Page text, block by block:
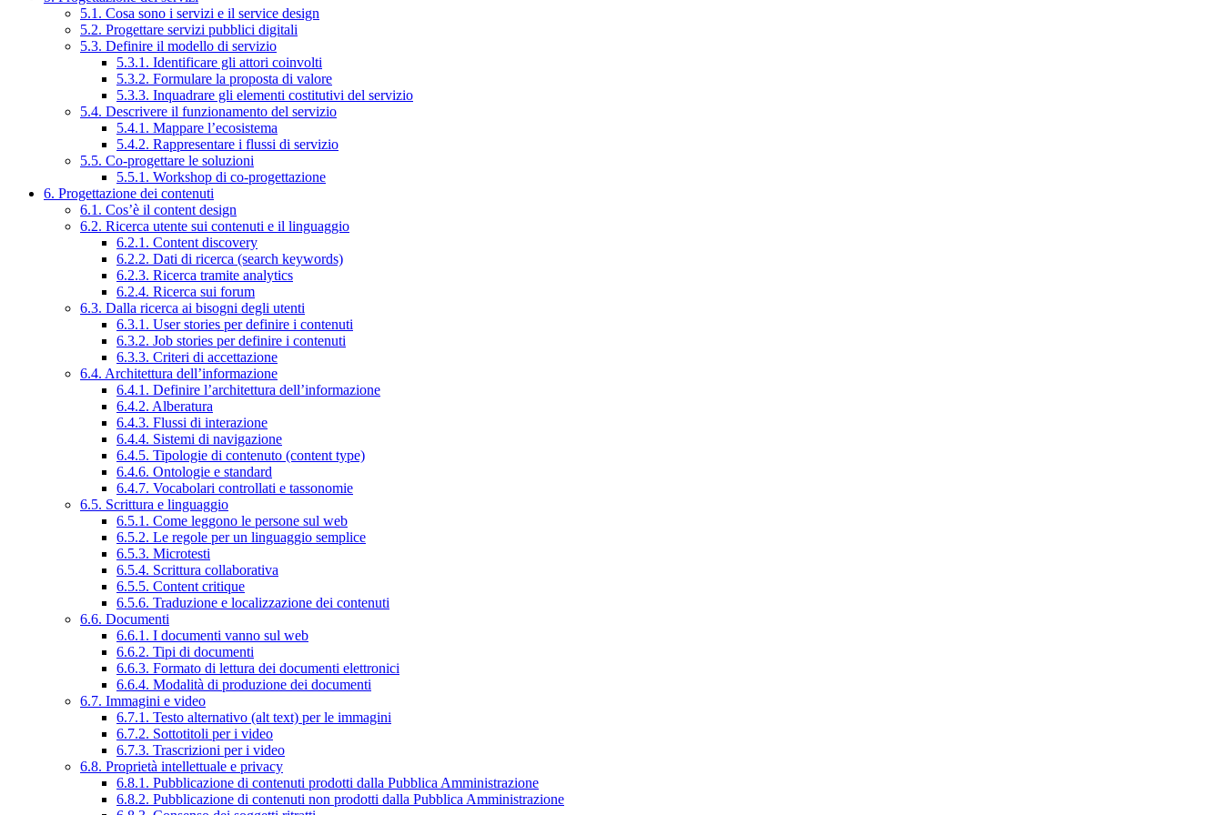
5.1. Cosa sono i servizi e il service design
5.2. Progettare servizi pubblici digitali
5.3. Definire il modello di servizio
5.3.1. Identificare gli attori coinvolti
5.3.2. Formulare la proposta di valore
5.3.3. Inquadrare gli elementi costitutivi del servizio
5.4. Descrivere il funzionamento del servizio
5.4.1. Mappare l’ecosistema
5.4.2. Rappresentare i flussi di servizio
5.5. Co-progettare le soluzioni
5.5.1. Workshop di co-progettazione
6. Progettazione dei contenuti
6.1. Cos’è il content design
6.2. Ricerca utente sui contenuti e il linguaggio
6.2.1. Content discovery
6.2.2. Dati di ricerca (search keywords)
6.2.3. Ricerca tramite analytics
6.2.4. Ricerca sui forum
6.3. Dalla ricerca ai bisogni degli utenti
6.3.1. User stories per definire i contenuti
6.3.2. Job stories per definire i contenuti
6.3.3. Criteri di accettazione
6.4. Architettura dell’informazione
6.4.1. Definire l’architettura dell’informazione
6.4.2. Alberatura
6.4.3. Flussi di interazione
6.4.4. Sistemi di navigazione
6.4.5. Tipologie di contenuto (content type)
6.4.6. Ontologie e standard
6.4.7. Vocabolari controllati e tassonomie
6.5. Scrittura e linguaggio
6.5.1. Come leggono le persone sul web
6.5.2. Le regole per un linguaggio semplice
6.5.3. Microtesti
6.5.4. Scrittura collaborativa
6.5.5. Content critique
6.5.6. Traduzione e localizzazione dei contenuti
6.6. Documenti
6.6.1. I documenti vanno sul web
6.6.2. Tipi di documenti
6.6.3. Formato di lettura dei documenti elettronici
6.6.4. Modalità di produzione dei documenti
6.7. Immagini e video
6.7.1. Testo alternativo (alt text) per le immagini
6.7.2. Sottotitoli per i video
6.7.3. Trascrizioni per i video
6.8. Proprietà intellettuale e privacy
6.8.1. Pubblicazione di contenuti prodotti dalla Pubblica Amministrazione
6.8.2. Pubblicazione di contenuti non prodotti dalla Pubblica Amministrazione